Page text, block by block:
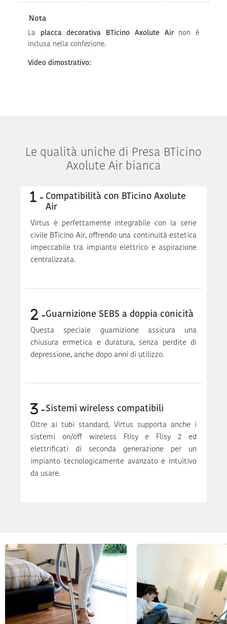
Nota
La placca decorativa BTicino Axolute Airnon è
inclusa nella confezione.
Video dimostrativo:
Le qualità uniche di Presa BTicino
Axolute Air bianca
Compatibilità con BTicino Axolute
Air
Virtus è perfettamente integrabile con la serie
civile BTicino Air, offrendo una continuità estetica
impeccabile tra impianto elettrico e aspirazione
centralizzata.
Guarnizione SEBS a doppia conicità
Questa speciale guarnizione assicura una
chiusura ermetica e duratura, senza perdite di
depressione, anche dopo anni di utilizzo.
Sistemi wireless compatibili
Oltre ai tubi standard, Virtus supporta anche i
sistemi on/off wireless Flisy e Flisy 2 ed
elettrificati di seconda generazione per un
impianto tecnologicamente avanzato e intuitivo
da usare.